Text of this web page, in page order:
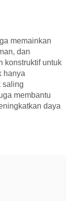
memainkan
dan
konstruktif untuk
hanya
saling
membantu
daya